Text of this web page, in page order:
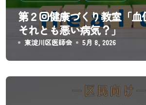
第２回健康づくり教室「血
それとも悪い病気？」
東淀川区医師会 5月 8, 2026